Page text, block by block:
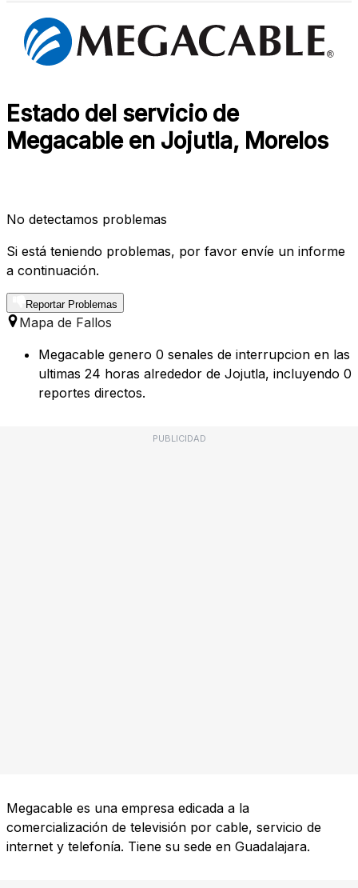
Estado del servicio de
Megacable en Jojutla, Morelos
No detectamos problemas
Si está teniendo problemas, por favor envíe un informe
a continuación.
Reportar Problemas
Mapa de Fallos
Megacable genero 0 senales de interrupcion en las
ultimas 24 horas alrededor de Jojutla, incluyendo 0
reportes directos.
PUBLICIDAD
Megacable es una empresa edicada a la
comercialización de televisión por cable, servicio de
internet y telefonía. Tiene su sede en Guadalajara.